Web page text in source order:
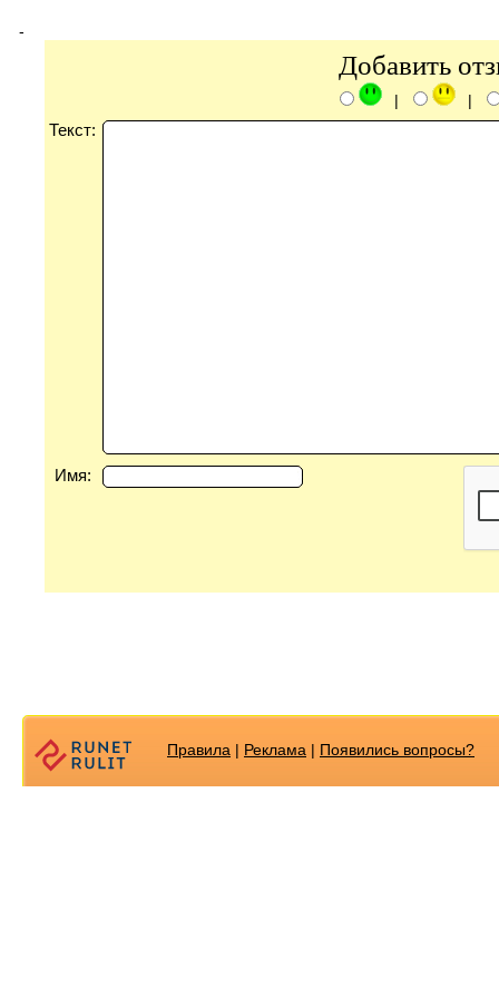
-
Добавить
| |
Текст:
Имя:
Правила | Реклама | Появилиcь вопросы?